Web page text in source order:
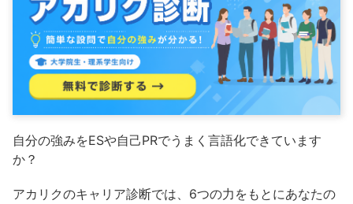
自分の強みをESや自己PRでうまく言語化できています
か？
アカリクのキャリア診断では、6つの力をもとにあなたの